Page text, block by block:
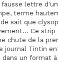
lettre
terme
sait que
Ce strip
chute de la
Tintin
dans un format